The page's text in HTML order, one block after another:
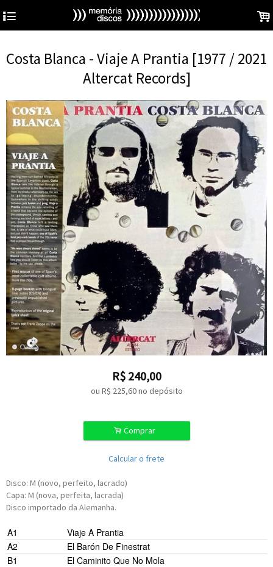
4 .
Costa Blanca - Viaje A Prantia [1977 / 2021
Altercat Records]
R$ 240,00
ou R$ 225,60no depósito
. Comprar
Calcular o frete
Disco: M (novo, perfeito, lacrado)
Capa: M (nova, perfeita, lacrada)
Disco importado da Alemanha.
A1
Viaje A Prantia
A2
El Barón De Finestrat
B1
El Caminito Que No Mola